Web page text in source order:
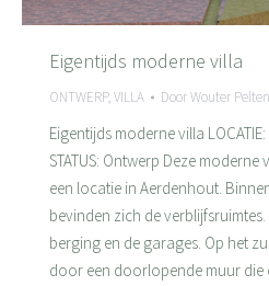
Eigentijds moderne villa
ONTWERP,VILLA DoorWouter
Eigentijds moderne villa
STATUS: Ontwerp Deze
een locatie in Aerdenhout.
bevinden zich de
berging en de garages. Op het
door een doorlopende muur die